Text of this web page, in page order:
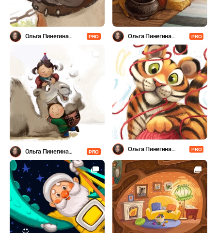
Ольга Пинегина
PRO
Ольга Пинегина
(Гумерова)
PRO
Ольга Пинегина
(Гумерова)
PRO
Ольга Пинегина
(Гумерова)
PRO